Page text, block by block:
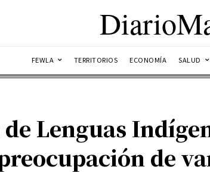
FEWLA TERRITORIOS ECONOMÍA SALUD
Lenguas
de